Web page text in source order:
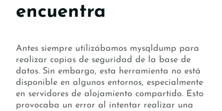
encuentra
Antes siempre utilizábamos mysqldump para
realizar copias de seguridad de la base de
datos. Sin embargo, esta herramienta no está
disponible en algunos entornos, especialmente
en servidores de alojamiento compartido. Esto
provocaba un error al intentar realizar una